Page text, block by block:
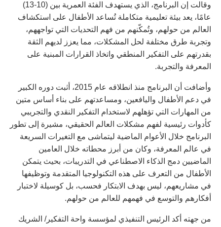
وقالت إن البرنامج، الذي يستهدف الفئة العمرية بين (10-13)
عامًا، يعد بيئة تعليمية متكاملة تُساعد الأطفال على استكشاف
العالم من حولهم، وتُمكّنهم من فهم التحديات التي تواجههم،
وتجربة طرق مختلفة لحل المشكلات، مما يعزز لديهم الثقة
بقدرتهم على التفكير المنطقي واتخاذ القرارات المبنية على
المعرفة والتجربة.
وأضافت أن البرنامج منذ انطلاقه عام 2015، أثبت دوره الكبير
في دعم الأطفال واليافعين، ومساعدتهم على بناء أساس متين
من المهارات التي تؤهلهم لاستخدام التفكير النقدي والتجريبي
كأدوات رئيسية لفهم مشكلات العالم الحقيقي، مشيرة إلى تطور
البرنامج خلال الأعوام الماضية ليتماشى مع التغيرات السريعة
في عالم المعرفة، وكان من أبرز محطاته خلال العامين
الماضيين دمج الذكاء الاصطناعي في التدريبات، بحيث يتمكن
الأطفال من التعرف على هذه التكنولوجيا المتقدمة وتوظيفها
في مشاريعهم، ليس بهدف الابتكار فحسب، بل كوسيلة لاختبار
أفكارهم والتوسع في فهمهم للعالم من حولهم.
من جهته أكد الرئيس التنفيذي لمؤسسة واحة التفكير/ الشريك